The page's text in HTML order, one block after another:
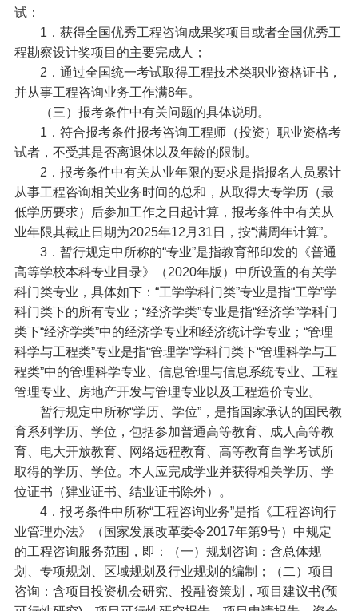
试：
1．获得全国优秀工程咨询成果奖项目或者全国优秀工
程勘察设计奖项目的主要完成人；
2．通过全国统一考试取得工程技术类职业资格证书，
并从事工程咨询业务工作满8年。
（三）报考条件中有关问题的具体说明。
1．符合报考条件报考咨询工程师（投资）职业资格考
试者，不受其是否离退休以及年龄的限制。
2．报考条件中有关从业年限的要求是指报名人员累计
从事工程咨询相关业务时间的总和，从取得大专学历（最
低学历要求）后参加工作之日起计算，报考条件中有关从
业年限其截止日期为2025年12月31日，按“满周年计算”。
3．暂行规定中所称的“专业”是指教育部印发的《普通
高等学校本科专业目录》（2020年版）中所设置的有关学
科门类专业，具体如下：“工学学科门类”专业是指“工学”学
科门类下的所有专业；“经济学类”专业是指“经济学”学科门
类下“经济学类”中的经济学专业和经济统计学专业；“管理
科学与工程类”专业是指“管理学”学科门类下“管理科学与工
程类”中的管理科学专业、信息管理与信息系统专业、工程
管理专业、房地产开发与管理专业以及工程造价专业。
暂行规定中所称“学历、学位”，是指国家承认的国民教
育系列学历、学位，包括参加普通高等教育、成人高等教
育、电大开放教育、网络远程教育、高等教育自学考试所
取得的学历、学位。本人应完成学业并获得相关学历、学
位证书（肄业证书、结业证书除外）。
4．报考条件中所称“工程咨询业务”是指《工程咨询行
业管理办法》（国家发展改革委令2017年第9号）中规定
的工程咨询服务范围，即：（一）规划咨询：含总体规
划、专项规划、区域规划及行业规划的编制；（二）项目
咨询：含项目投资机会研究、投融资策划，项目建议书(预